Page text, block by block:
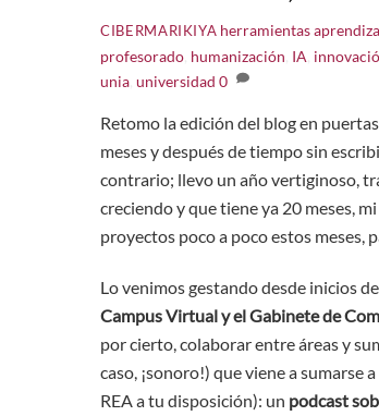
CIBERMARIKIYA herramientas
profesorado humanización IA
unia universidad 0
Retomo la edición del blog en
meses y después de tiempo sin
contrario; llevo un año vertiginoso,
creciendo y que tiene ya 20 meses,
proyectos poco a poco estos
Lo venimos gestando desde inicios
Campus Virtual y el Gabinete de
por cierto, colaborar entre áreas y
caso, ¡sonoro!) que viene a sumarse
REA a tu disposición): un podcast